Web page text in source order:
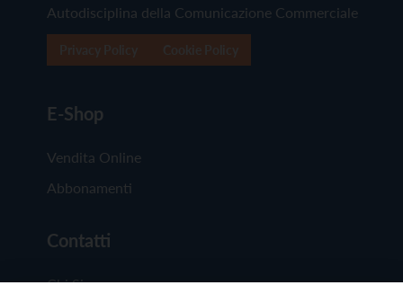
Autodisciplina della Comunicazione Commerciale
E-Shop
Vendita Online
Abbonamenti
Contatti
Chi Siamo